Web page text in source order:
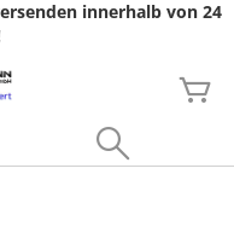
innerhalb von 24